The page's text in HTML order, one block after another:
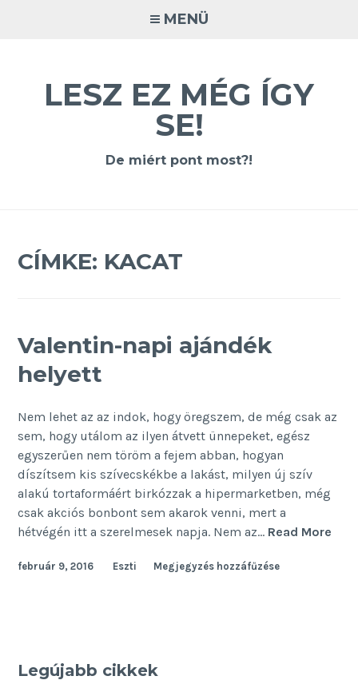
MENÜ
LESZ EZ MÉG ÍGY
SE!
De miért pont most?!
CÍMKE: KACAT
Valentin-napi ajándék
helyett
Nem lehet az az indok, hogy öregszem, de még csak az
sem, hogy utálom az ilyen átvett ünnepeket, egész
egyszerűen nem töröm a fejem abban, hogyan
díszítsem kis szívecskékbe a lakást, milyen új szív
alakú tortaformáért birkózzak a hipermarketben, még
csak akciós bonbont sem akarok venni, mert a
hétvégén itt a szerelmesek napja. Nem az… Read More
február 9, 2016 Eszti Megjegyzés hozzáfűzése
Legújabb cikkek